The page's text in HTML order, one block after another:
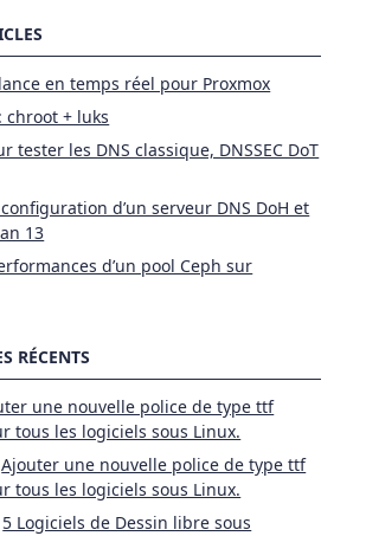
en temps réel pour Proxmox
chroot + luks
tester les DNS classique, DNSSEC DoT
d’un serveur DNS DoH et
13
d’un pool Ceph sur
RÉCENTS
une nouvelle police de type ttf
tous les logiciels sous Linux.
Ajouter une nouvelle police de type ttf
tous les logiciels sous Linux.
5 Logiciels de Dessin libre sous